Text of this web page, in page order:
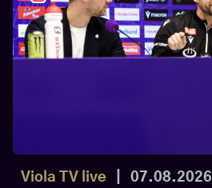
Viola TV live 07.08.2026